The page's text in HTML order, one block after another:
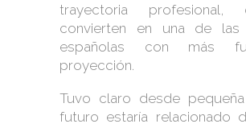
trayectoria
convierten en una de las
españolas con más
proyección.
Tuvo claro desde
futuro estaría relacionado